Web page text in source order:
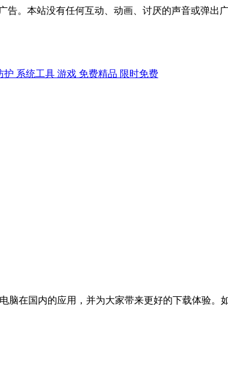
告。本站没有任何互动、动画、讨厌的声音或弹出
护 系统工具 游戏 免费精品 限时免费
在国内的应用，并为大家带来更好的下载体验。